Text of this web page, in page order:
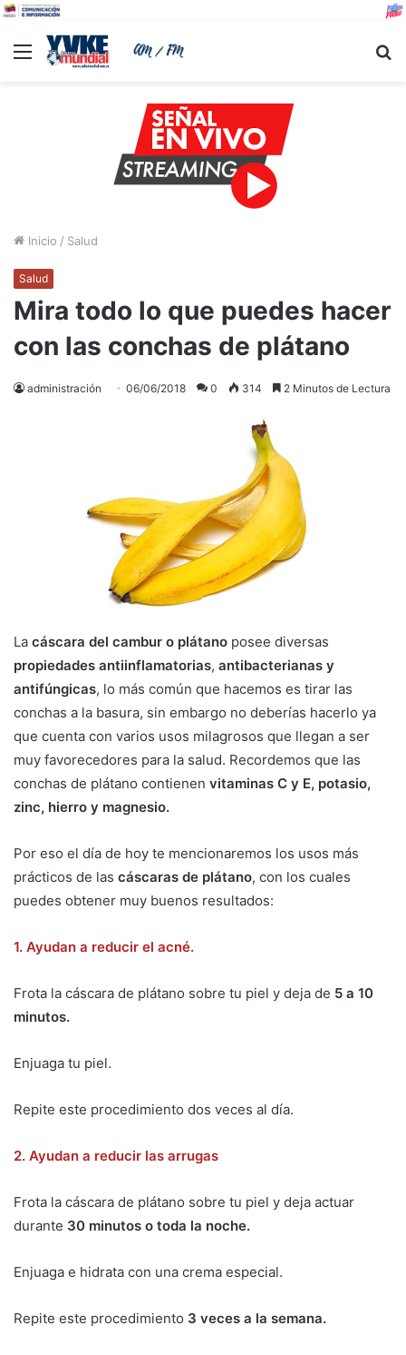
Menu
Inicio / Salud
Salud
Mira todo lo que puedes hacer
con las conchas de plátano
administración 06/06/2018 0 314 2 Minutos de Lectura
La cáscara del cambur o plátano posee diversas
propiedades antiinflamatorias, antibacterianas y
antifúngicas, lo más común que hacemos es tirar las
conchas a la basura, sin embargo no deberías hacerlo ya
que cuenta con varios usos milagrosos que llegan a ser
muy favorecedores para la salud. Recordemos que las
conchas de plátano contienen vitaminas C y E, potasio,
zinc, hierro y magnesio.
Por eso el día de hoy te mencionaremos los usos más
prácticos de las cáscaras de plátano, con los cuales
puedes obtener muy buenos resultados:
1. Ayudan a reducir el acné.
Frota la cáscara de plátano sobre tu piel y deja de 5 a 10
minutos.
Enjuaga tu piel.
Repite este procedimiento dos veces al día.
2. Ayudan a reducir las arrugas
Frota la cáscara de plátano sobre tu piel y deja actuar
durante 30 minutos o toda la noche.
Enjuaga e hidrata con una crema especial.
Repite este procedimiento 3 veces a la semana.